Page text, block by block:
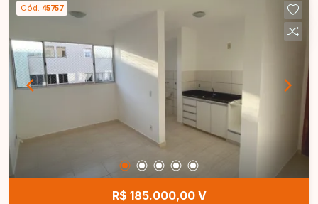
Cód. 45757
R$ 185.000,00 V